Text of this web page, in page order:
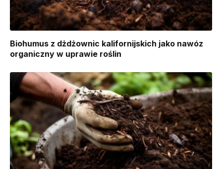
Biohumus z dżdżownic kalifornijskich jako nawóz
organiczny w uprawie roślin